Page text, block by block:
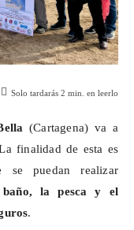
Solo tardarás 2 min. en leerlo
(Cartagena) va a
finalidad de esta es
se puedan realizar
baño, la pesca y el
.